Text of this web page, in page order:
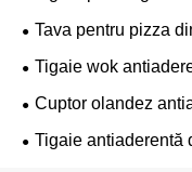
Tava pentru pizza
Tigaie wok
Cuptor olandez
Tigaie antiaderentă